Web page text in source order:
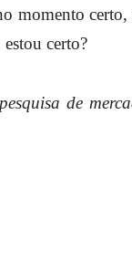
momento
certo?
pesquisa de